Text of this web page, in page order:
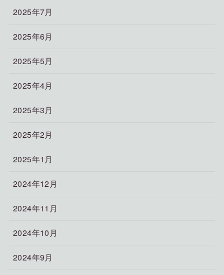
2025年7月
2025年6月
2025年5月
2025年4月
2025年3月
2025年2月
2025年1月
2024年12月
2024年11月
2024年10月
2024年9月